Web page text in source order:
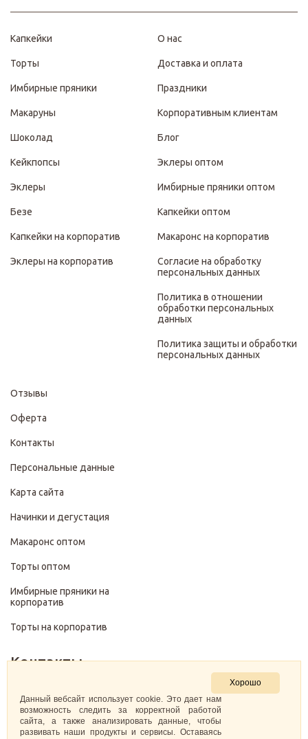
Капкейки
Торты
Имбирные пряники
Макаруны
Шоколад
Кейкпопсы
Эклеры
Безе
Капкейки на корпоратив
Эклеры на корпоратив
О нас
Доставка и оплата
Праздники
Корпоративным клиентам
Блог
Эклеры оптом
Имбирные пряники оптом
Капкейки оптом
Макаронс на корпоратив
Согласие на обработку
персональных данных
Политика в отношении
обработки персональных
данных
Политика защиты и обработки
персональных данных
Отзывы
Оферта
Контакты
Персональные данные
Карта сайта
Начинки и дегустация
Макаронс оптом
Торты оптом
Имбирные пряники на
корпоратив
Торты на корпоратив
Контакты
+7 (499) 322-28-29
pirojenka.rf@gmail.com
Хорошо
Данный вебсайт использует cookie. Это дает нам
возможность следить за корректной работой
сайта, а также анализировать данные, чтобы
развивать наши продукты и сервисы. Оставаясь